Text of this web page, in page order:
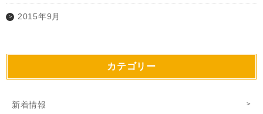
2015年9月
カテゴリー
新着情報